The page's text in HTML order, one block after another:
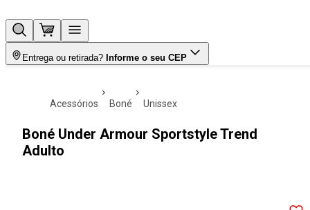
Entrega ou retirada? Informe o seu CEP
acessórios boné unissex
Boné Under Armour Sportstyle Trend
Adulto